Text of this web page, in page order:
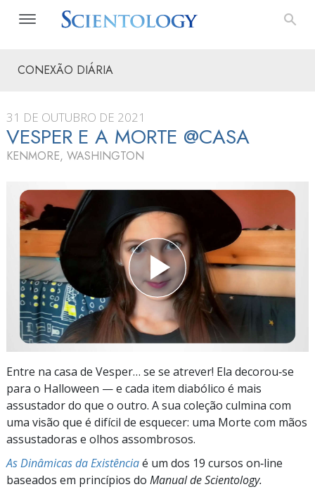
CONEXÃO DIÁRIA
31 DE OUTUBRO DE 2021
VESPER E A MORTE @CASA
KENMORE, WASHINGTON
Entre na casa de Vesper… se se atrever! Ela decorou‑se
para o Halloween — e cada item diabólico é mais
assustador do que o outro. A sua coleção culmina com
uma visão que é difícil de esquecer: uma Morte com mãos
assustadoras e olhos assombrosos.
As Dinâmicas da Existênciaé um dos 19 cursos on‑line
baseados em princípios do Manual de Scientology.